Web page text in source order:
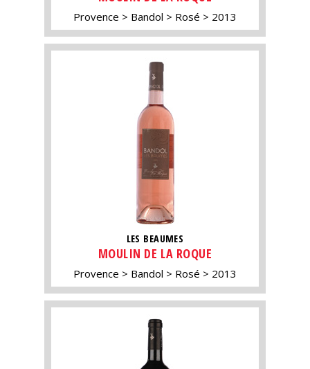
Provence Bandol Rosé 2013
LES BEAUMES
MOULIN DE LA ROQUE
Provence Bandol Rosé 2013